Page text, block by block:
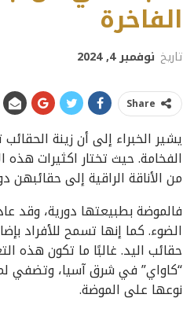
الفاخرة
تاريخ نوفمبر 4, 2024
Share
يشير الخبراء إلى أن زينة
الفخامة. حيث تختار اكثيرات
من الأناقة الراقية إلى
فالموضة بطبيعتها دورية، وقد
الضوء. كما إنها تسمح للأفراد
حقائب اليد. غالبًا ما تكون هذه
“كاواي” في شرق آسيا، وتضفي
نوعها على الموضة.